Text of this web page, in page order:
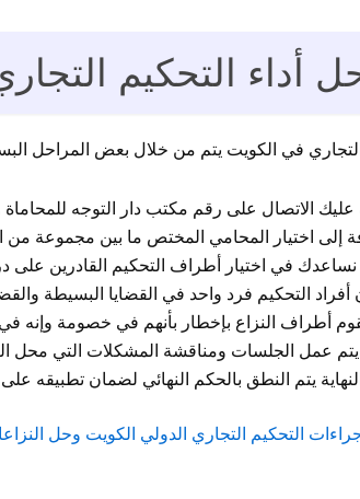
أداء التحكيم
التجاري في الكويت يتم من خلال بعض المراحل
الاتصال على رقم مكتب دار التوجه للمحاماة وهو 94959511 في أي وقت على مدار
إلى اختيار المحامي المختص ما بين مجموعة من
نساعدك في اختيار أطراف التحكيم القادرين على
أفراد التحكيم فرد واحد في القضايا البسيطة
أطراف النزاع بإخطار بأنهم في خصومة وإنه
يتم عمل الجلسات ومناقشة المشكلات التي محل
يتم النطق بالحكم النهائي لضمان تطبيقه
التحكيم التجاري الدولي الكويت وحل النزاعات